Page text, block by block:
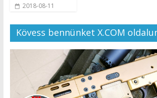
2018-08-11
Kövess bennünket X.COM